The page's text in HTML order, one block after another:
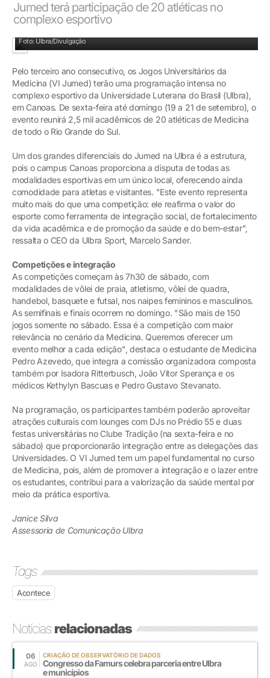
Jumed terá participação de 20 atléticas no
complexo esportivo
Foto: Ulbra/Divulgação
Pelo terceiro ano consecutivo, os Jogos Universitários da
Medicina (VI Jumed) terão uma programação intensa no
complexo esportivo da Universidade Luterana do Brasil (Ulbra),
em Canoas. De sexta-feira até domingo (19 a 21 de setembro), o
evento reunirá 2,5 mil acadêmicos de 20 atléticas de Medicina
de todo o Rio Grande do Sul.
Um dos grandes diferenciais do Jumed na Ulbra é a estrutura,
pois o campus Canoas proporciona a disputa de todas as
modalidades esportivas em um único local, oferecendo ainda
comodidade para atletas e visitantes. "Este evento representa
muito mais do que uma competição: ele reafirma o valor do
esporte como ferramenta de integração social, de fortalecimento
da vida acadêmica e de promoção da saúde e do bem-estar",
ressalta o CEO da Ulbra Sport, Marcelo Sander.
Competições e integração
As competições começam às 7h30 de sábado, com
modalidades de vôlei de praia, atletismo, vôlei de quadra,
handebol, basquete e futsal, nos naipes femininos e masculinos.
As semifinais e finais ocorrem no domingo. "São mais de 150
jogos somente no sábado. Essa é a competição com maior
relevância no cenário da Medicina. Queremos oferecer um
evento melhor a cada edição", destaca o estudante de Medicina
Pedro Azevedo, que integra a comissão organizadora composta
também por Isadora Ritterbusch, João Vitor Sperança e os
médicos Kethylyn Bascuas e Pedro Gustavo Stevanato.
Na programação, os participantes também poderão aproveitar
atrações culturais com lounges com DJs no Prédio 55 e duas
festas universitárias no Clube Tradição (na sexta-feira e no
sábado) que proporcionarão integração entre as delegações das
Universidades. O VI Jumed tem um papel fundamental no curso
de Medicina, pois, além de promover a integração e o lazer entre
os estudantes, contribui para a valorização da saúde mental por
meio da prática esportiva.
Janice Silva
Assessoria de Comunicação Ulbra
Tags
Acontece
Notíciasrelacionadas
06
AGO
CRIAÇÃO DE OBSERVATÓRIO DE DADOS
Congresso da Famurs celebra parceria entre Ulbra
e municípios